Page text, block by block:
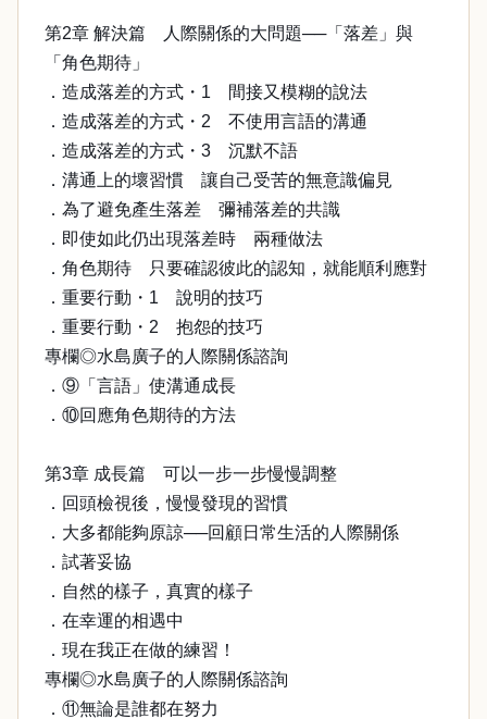
第2章 解決篇 人際關係的大問題──「落差」與
「角色期待」
．造成落差的方式・1 間接又模糊的說法
．造成落差的方式・2 不使用言語的溝通
．造成落差的方式・3 沉默不語
．溝通上的壞習慣 讓自己受苦的無意識偏見
．為了避免產生落差 彌補落差的共識
．即使如此仍出現落差時 兩種做法
．角色期待 只要確認彼此的認知，就能順利應對
．重要行動・1 說明的技巧
．重要行動・2 抱怨的技巧
專欄◎水島廣子的人際關係諮詢
．⑨「言語」使溝通成長
．⑩回應角色期待的方法
第3章 成長篇 可以一步一步慢慢調整
．回頭檢視後，慢慢發現的習慣
．大多都能夠原諒──回顧日常生活的人際關係
．試著妥協
．自然的樣子，真實的樣子
．在幸運的相遇中
．現在我正在做的練習！
專欄◎水島廣子的人際關係諮詢
．⑪無論是誰都在努力